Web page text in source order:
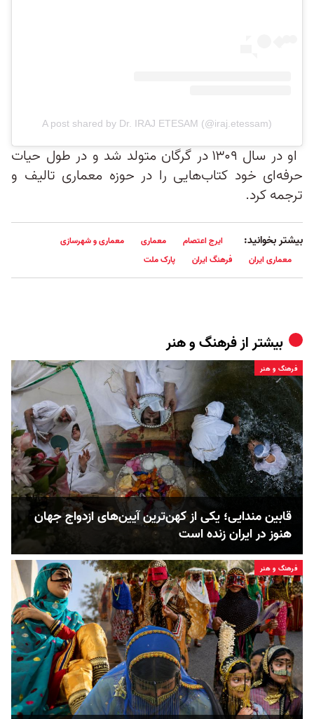
A post shared by Dr. IRAJ ETESAM (@iraj.etessam)
او در سال ۱۳۰۹ در گرگان متولد شد و در طول حیات
حرفه‌ای خود کتاب‌هایی را در حوزه معماری تاليف و
ترجمه کرد.
بیشتر بخوانید: ایرج اعتصام معماری
معماری و شهرسازی
معماری ایران
فرهنگ ایران پارک ملت
بیشتر ازفرهنگ و هنر
فرهنگ و هنر
قابین مندایی؛ یکی از کهن‌ترین آیین‌های ازدواج جهان
هنوز در ایران زنده است
فرهنگ و هنر